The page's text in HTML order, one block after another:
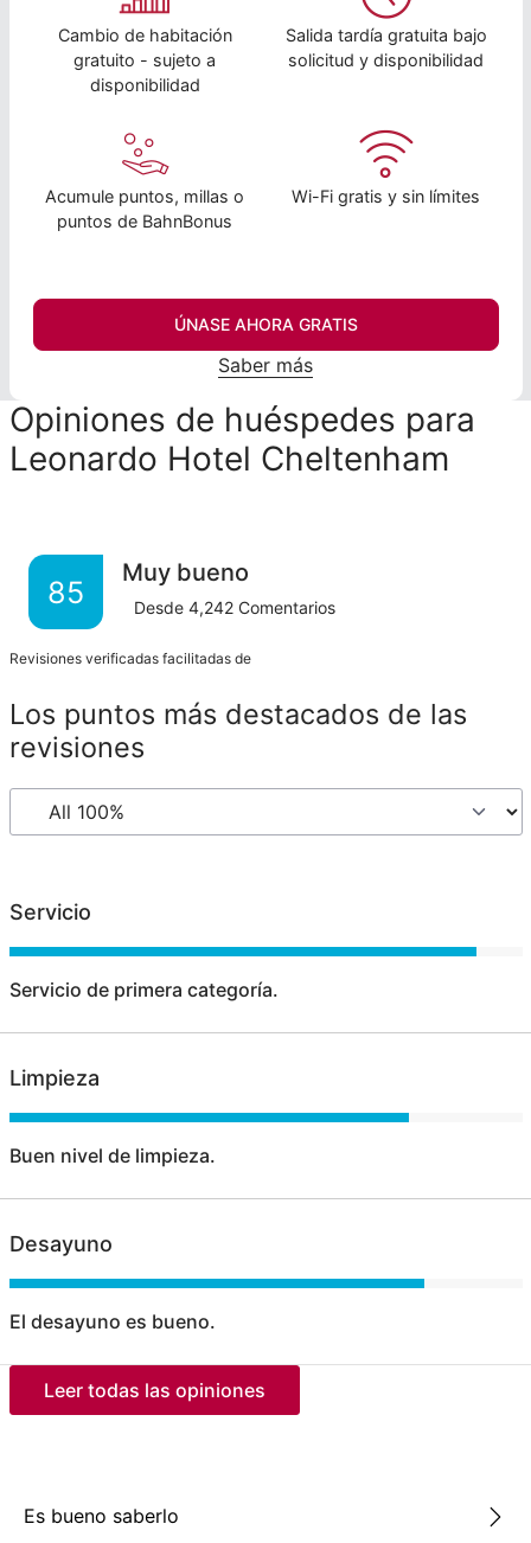
Cambio de habitación
gratuito - sujeto a
disponibilidad
Salida tardía gratuita bajo
solicitud y disponibilidad
Acumule puntos, millas o
puntos de BahnBonus
Wi-Fi gratis y sin límites
ÚNASE AHORA GRATIS
Saber más
Opiniones de huéspedes para
Leonardo Hotel Cheltenham
85
Muy bueno
Desde 4,242 Comentarios
Revisiones verificadas facilitadas de
Los puntos más destacados de las
revisiones
Servicio
Servicio de primera categoría.
Limpieza
Buen nivel de limpieza.
Desayuno
El desayuno es bueno.
Leer todas las opiniones
Es bueno saberlo